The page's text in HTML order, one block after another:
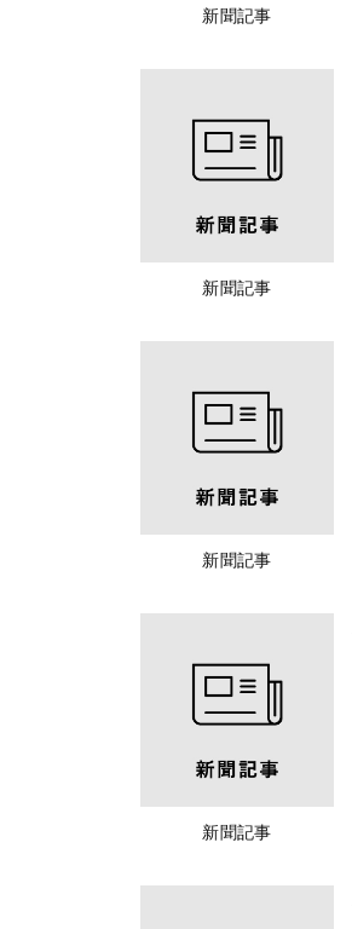
新聞記事
新聞記事
新聞記事
新聞記事